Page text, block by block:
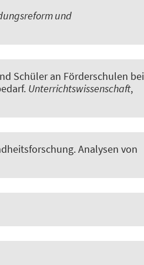
und
Schüler an Förderschulen bei
. Unterrichtswissenschaft,
Analysen von